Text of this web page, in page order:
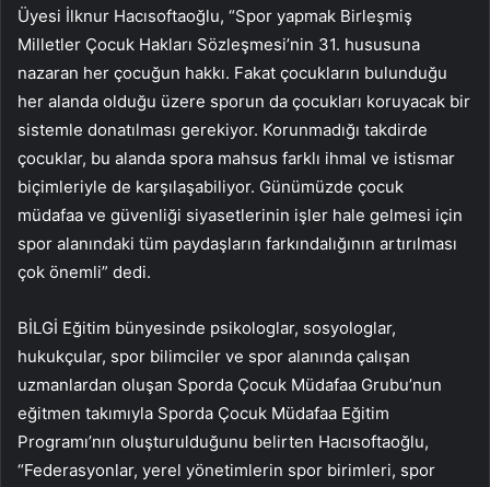
Üyesi İlknur Hacısoftaoğlu, “Spor yapmak Birleşmiş
Milletler Çocuk Hakları Sözleşmesi’nin 31. hususuna
nazaran her çocuğun hakkı. Fakat çocukların bulunduğu
her alanda olduğu üzere sporun da çocukları koruyacak bir
sistemle donatılması gerekiyor. Korunmadığı takdirde
çocuklar, bu alanda spora mahsus farklı ihmal ve istismar
biçimleriyle de karşılaşabiliyor. Günümüzde çocuk
müdafaa ve güvenliği siyasetlerinin işler hale gelmesi için
spor alanındaki tüm paydaşların farkındalığının artırılması
çok önemli” dedi.
BİLGİ Eğitim bünyesinde psikologlar, sosyologlar,
hukukçular, spor bilimciler ve spor alanında çalışan
uzmanlardan oluşan Sporda Çocuk Müdafaa Grubu’nun
eğitmen takımıyla Sporda Çocuk Müdafaa Eğitim
Programı’nın oluşturulduğunu belirten Hacısoftaoğlu,
“Federasyonlar, yerel yönetimlerin spor birimleri, spor